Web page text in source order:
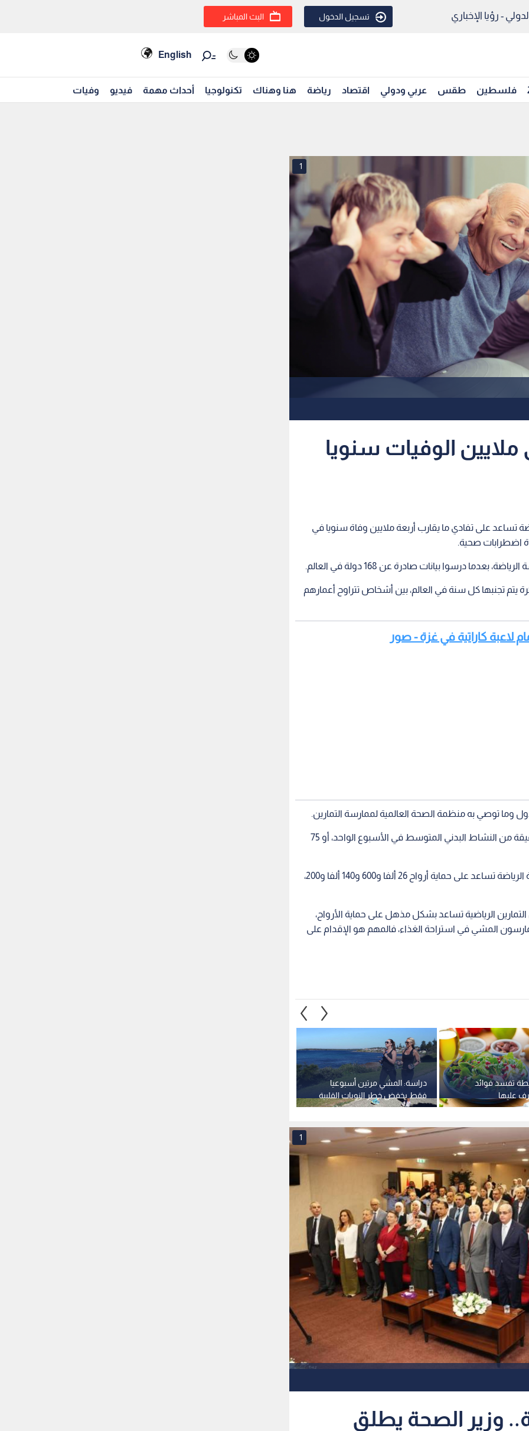
- رؤيا الإخباري تسجيل الدخول البث المباشر
English
فلسطين طقس عربي ودولي اقتصاد رياضة هنا وهناك تكنولوجيا أحداث مهمة فيديو وفيات
1
ملايين الوفيات سنويا
تساعد على تفادي ما يقارب أربعة ملايين وفاة سنويا في
اضطرابات صحية.
درسوا بيانات صادرة عن 168 دولة في العالم.
عن 3.9 ملايين وفاة مبكرة يتم تجنبها كل سنة في العالم، بين أشخاص تتراوح أعمارهم
لاعبة كاراتية في غزة - صور
وما توصي به منظمة الصحة العالمية لممارسة التمارين.
وتوصي منظمة الصحة العالمية بما لا يقل عن 150 دقيقة من النشاط البدني المتوسط في الأسبوع الواحد، أو 75
وفي بريطانيا والولايات المتحدة، مثلا، تبين أن ممارسة الرياضة تساعد على حماية أرواح 26 ألفا و600 و140 ألفا و200،
الرياضية تساعد بشكل مذهل على حماية الأرواح،
المشي في استراحة الغذاء، فالمهم هو الإقدام على
دراسة: المشي مرتين أسبوعيا
فقط يخفض خطر النوبات القلبية
والسكتات لدى النساء
تفسد فوائد
عليها
1
وزير الصحة يطلق